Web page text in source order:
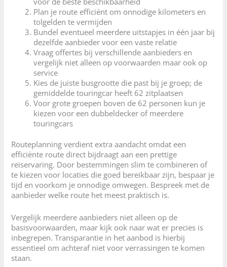
Plan je route efficiënt om onnodige kilometers en
tolgelden te vermijden
Bundel eventueel meerdere uitstapjes in één jaar bij
dezelfde aanbieder voor een vaste relatie
Vraag offertes bij verschillende aanbieders en
vergelijk niet alleen op voorwaarden maar ook op
service
Kies de juiste busgrootte die past bij je groep; de
gemiddelde touringcar heeft 62 zitplaatsen
Voor grote groepen boven de 62 personen kun je
kiezen voor een dubbeldecker of meerdere
touringcars
Routeplanning verdient extra aandacht omdat een
efficiënte route direct bijdraagt aan een prettige
reiservaring. Door bestemmingen slim te combineren of
te kiezen voor locaties die goed bereikbaar zijn, bespaar je
tijd en voorkom je onnodige omwegen. Bespreek met de
aanbieder welke route het meest praktisch is.
Vergelijk meerdere aanbieders niet alleen op de
basisvoorwaarden, maar kijk ook naar wat er precies is
inbegrepen. Transparantie in het aanbod is hierbij
essentieel om achteraf niet voor verrassingen te komen
staan.